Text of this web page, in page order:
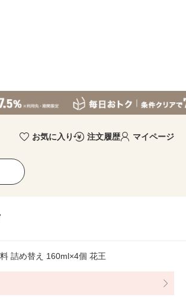
お気に入り 注文履歴 マイページ
詰め替え 160ml×4個 花王